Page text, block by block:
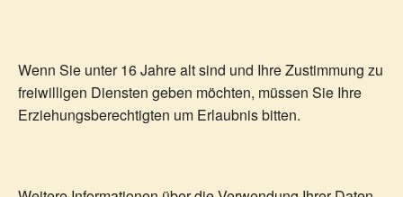
Wenn Sie unter 16 Jahre alt sind und Ihre Zustimmung zu
freiwilligen Diensten geben möchten, müssen Sie Ihre
Erziehungsberechtigten um Erlaubnis bitten.
Email